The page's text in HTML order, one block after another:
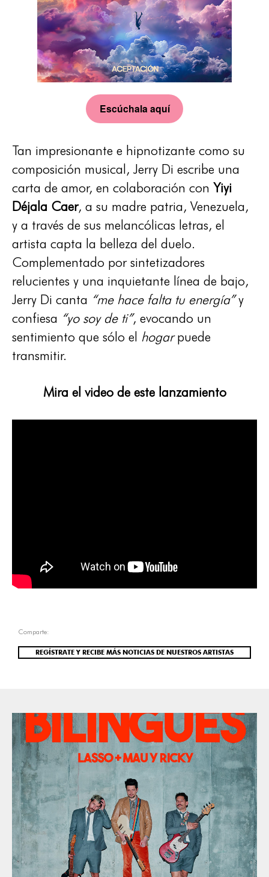
Escúchala aquí
Tan impresionante e hipnotizante como su
composición musical, Jerry Di escribe una
carta de amor, en colaboración con Yiyi
Déjala Caer, a su madre patria, Venezuela,
y a través de sus melancólicas letras, el
artista capta la belleza del duelo.
Complementado por sintetizadores
relucientes y una inquietante línea de bajo,
Jerry Di canta “me hace falta tu energía”y
confiesa “yo soy de ti”, evocando un
sentimiento que sólo el hogarpuede
transmitir.
Mira el video de este lanzamiento
Comparte:
REGÍSTRATE Y RECIBE MÁS NOTICIAS DE NUESTROS ARTISTAS